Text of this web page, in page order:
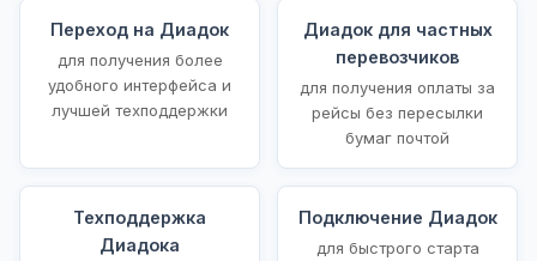
Переход на Диадок
для получения более
удобного интерфейса и
лучшей техподдержки
Диадок для частных
перевозчиков
для получения оплаты за
рейсы без пересылки
бумаг почтой
Техподдержка
Диадока
Подключение Диадок
для быстрого старта